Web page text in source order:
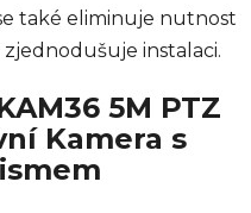
také eliminuje nutnost
zjednodušuje instalaci.
5M PTZ
Kamera s